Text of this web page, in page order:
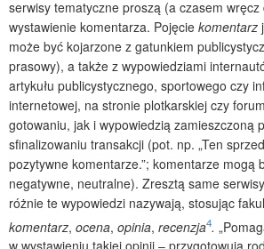
serwisy tematyczne proszą (a czasem
wystawienie komentarza. Pojęcie komentarz
może być kojarzone z gatunkiem
prasowy), a także z wypowiedziami
artykułu publicystycznego, sportowego czy
internetowej, na stronie plotkarskiej czy
gotowaniu, jak i wypowiedzią zamieszczoną
sfinalizowaniu transakcji (pot. np. „Ten
pozytywne komentarze.”; komentarze mogą
negatywne, neutralne). Zresztą same
różnie te wypowiedzi nazywają, stosując
komentarz, ocena, opinia, recenzja4.